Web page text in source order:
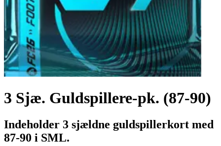
3 Sjæ. Guldspillere-pk. (87-90)
Indeholder 3 sjældne guldspillerkort med
87-90 i SML.